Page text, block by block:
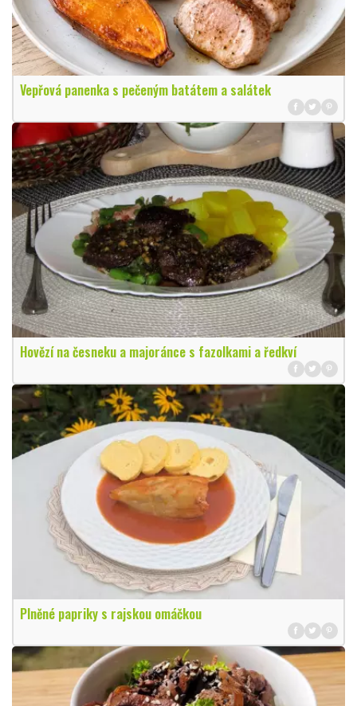
Vepřová panenka s pečeným batátem a salátek
Hovězí na česneku a majoránce s fazolkami a ředkví
Plněné papriky s rajskou omáčkou